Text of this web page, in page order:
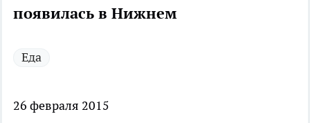
появилась в Нижнем
Еда
26 февраля 2015